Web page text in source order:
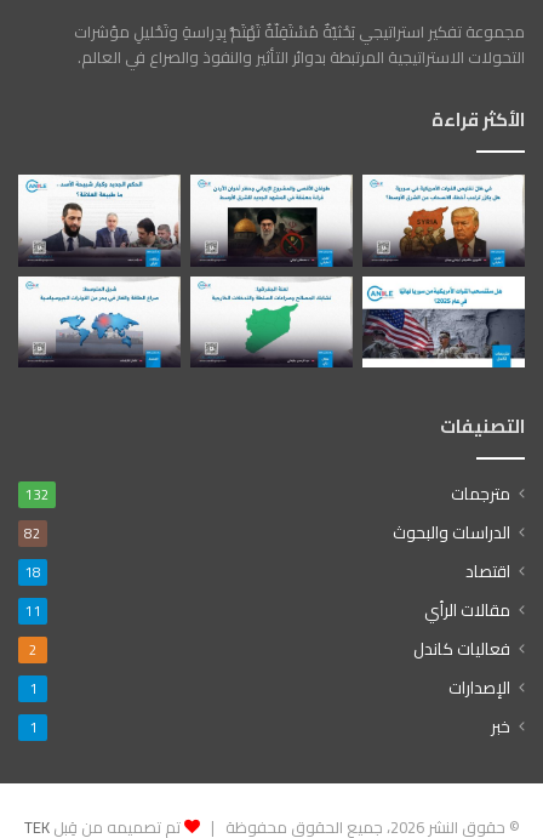
مجموعة تفكير استراتيجي بَحْثيّةٌ مُسْتَقِلّةٌ تَهْتَمُّ بِدِراسةِ وتَحْليلِ مؤشرات
التحولات الاستراتيجية المرتبطة بدوائر التأثير والنفوذ والصراع في العالم.
الأكثر قراءة
التصنيفات
مترجمات 132
الدراسات والبحوث 82
اقتصاد 18
مقالات الرأي 11
فعاليات كاندل 2
الإصدارات 1
خبر 1
© حقوق النشر 2026، جميع الحقوق محفوظة | تم تصميمه من قِبلTEK